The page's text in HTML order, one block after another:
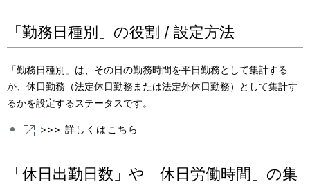
「勤務日種別」の役割 / 設定方法
「勤務日種別」は、その日の勤務時間を平日勤務として集計する
か、休日勤務（法定休日勤務または法定外休日勤務）として集計す
るかを設定するステータスです。
>>> 詳しくはこちら
「休日出勤日数」や「休日労働時間」の集